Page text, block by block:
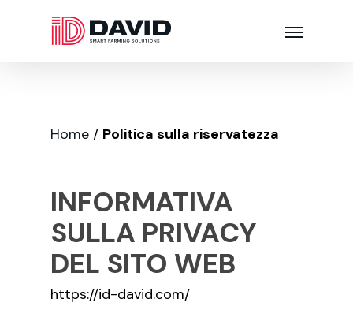
Home / Politica sulla riservatezza
INFORMATIVA
SULLA PRIVACY
DEL SITO WEB
https://id-david.com/